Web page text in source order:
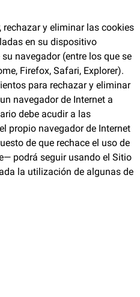
rechazar y eliminar las cookies
en su dispositivo
navegador (entre los que se
Firefox, Safari, Explorer).
para rechazar y eliminar
navegador de Internet a
debe acudir a las
propio navegador de Internet
de que rechace el uso de
podrá seguir usando el Sitio
la utilización de algunas de